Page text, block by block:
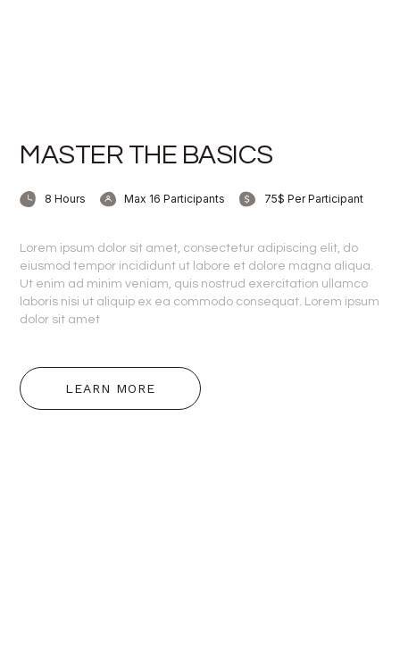
MASTER THE BASICS
8 Hours Max 16 Participants 75$ Per Participant
Lorem ipsum dolor sit amet, consectetur adipiscing elit, do
eiusmod tempor incididunt ut labore et dolore magna aliqua.
Ut enim ad minim veniam, quis nostrud exercitation ullamco
laboris nisi ut aliquip ex ea commodo consequat. Lorem ipsum
dolor sit amet
LEARN MORE